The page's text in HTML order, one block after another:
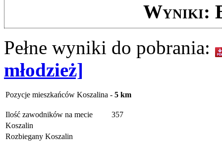
Wyniki:
Pełne wyniki do pobrania:
młodzież]
Pozycje mieszkańców Koszalina - 5 km
Ilość zawodników na mecie
357
Koszalin
Rozbiegany Koszalin